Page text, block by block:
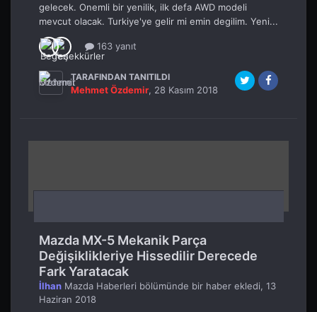
gelecek. Onemli bir yenilik, ilk defa AWD modeli
mevcut olacak. Turkiye'ye gelir mi emin degilim. Yeni...
163 yanıt
TARAFINDAN TANITILDI
Mehmet Özdemir, 28 Kasım 2018
Mazda MX-5 Mekanik Parça
Değişiklikleriye Hissedilir Derecede
Fark Yaratacak
İlhan Mazda Haberleri bölümünde bir haber ekledi, 13
Haziran 2018